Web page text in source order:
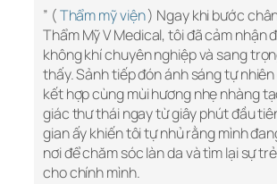
” (Thẩm mỹ viện) Ngay khi bước
Thẩm Mỹ V Medical, tôi đã cảm nhận
không khí chuyên nghiệp và sang
thấy. Sảnh tiếp đón ánh sáng tự nhiên
kết hợp cùng mùi hương nhẹ nhàng
giác thư thái ngay từ giây phút đầu
gian ấy khiến tôi tự nhủ rằng mình
nơi để chăm sóc làn da và tìm lại sự
cho chính mình.